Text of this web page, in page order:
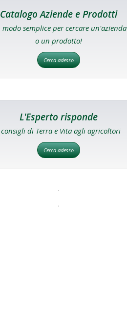
Catalogo Aziende e Prodotti
modo semplice per cercare un'azienda
o un prodotto!
Cerca adesso
L'Esperto risponde
di Terra e Vita agli agricoltori
Cerca adesso